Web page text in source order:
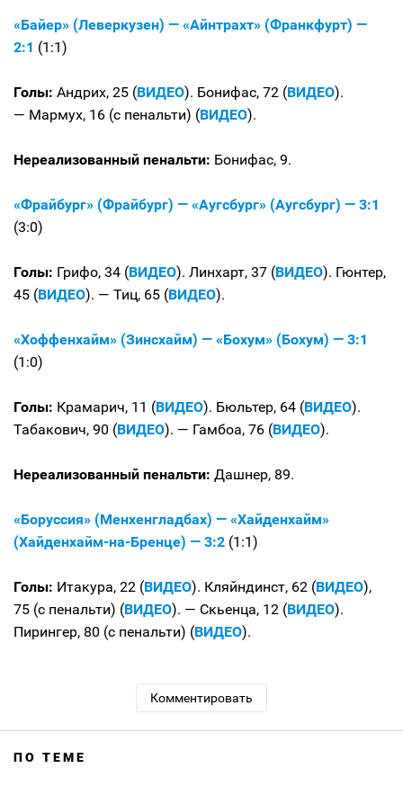
«Байер» (Леверкузен) — «Айнтрахт» (Франкфурт) —
2:1 (1:1)
Голы: Андрих, 25 (ВИДЕО). Бонифас, 72 (ВИДЕО).
— Мармух, 16 (с пенальти) (ВИДЕО).
Нереализованный пенальти: Бонифас, 9.
«Фрайбург» (Фрайбург) — «Аугсбург» (Аугсбург) — 3:1
(3:0)
Голы: Грифо, 34 (ВИДЕО). Линхарт, 37 (ВИДЕО). Гюнтер,
45 (ВИДЕО). — Тиц, 65 (ВИДЕО).
«Хоффенхайм» (Зинсхайм) — «Бохум» (Бохум) — 3:1
(1:0)
Голы: Крамарич, 11 (ВИДЕО). Бюльтер, 64 (ВИДЕО).
Табакович, 90 (ВИДЕО). — Гамбоа, 76 (ВИДЕО).
Нереализованный пенальти: Дашнер, 89.
«Боруссия» (Менхенгладбах) — «Хайденхайм»
(Хайденхайм-на-Бренце) — 3:2 (1:1)
Голы: Итакура, 22 (ВИДЕО). Кляйндинст, 62 (ВИДЕО),
75 (с пенальти) (ВИДЕО). — Скьенца, 12 (ВИДЕО).
Пирингер, 80 (с пенальти) (ВИДЕО).
Комментировать
ПО ТЕМЕ